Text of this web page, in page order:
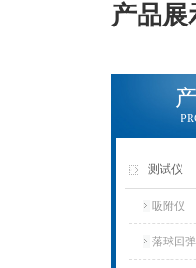
产品展
测试仪
吸附仪
落球回